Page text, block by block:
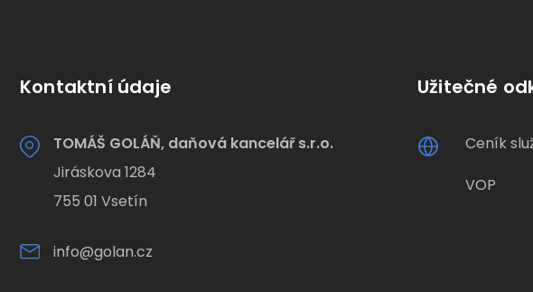
Kontaktní údaje
TOMÁŠ GOLÁŇ, daňová kancelář s.r.o.
Jiráskova 1284
755 01 Vsetín
info@golan.cz
Užitečné
Ceník
VOP